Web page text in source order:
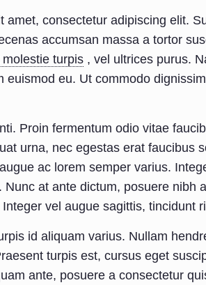
amet, consectetur adipiscing elit.
accumsan massa a tortor
molestie turpis, vel ultrices purus.
euismod eu. Ut commodo
Proin fermentum odio vitae
urna, nec egestas erat faucibus
ac lorem semper varius.
Nunc at ante dictum, posuere
vel augue sagittis, tincidunt
id aliquam varius. Nullam
turpis est, cursus eget
ante, posuere a consectetur